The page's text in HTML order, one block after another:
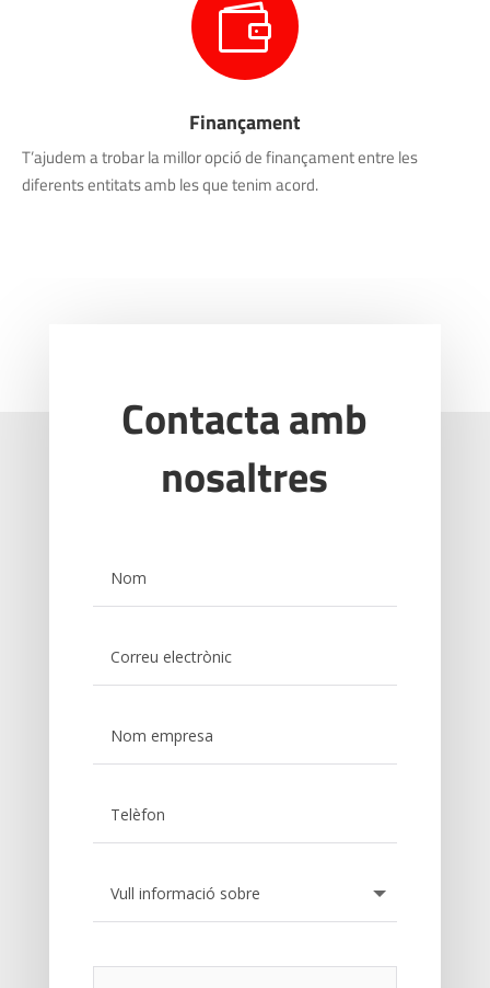

Finançament
T’ajudem a trobar la millor opció de finançament entre les
diferents entitats amb les que tenim acord.
Contacta amb
nosaltres